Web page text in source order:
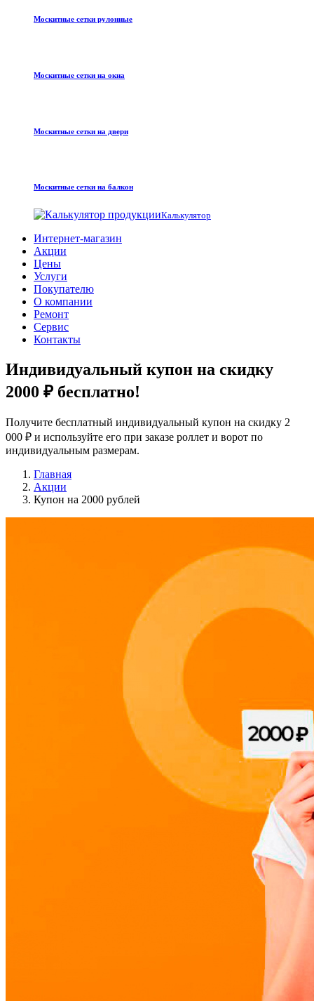
Москитные сетки рулонные
Москитные сетки на окна
Москитные сетки на двери
Москитные сетки на балкон
Калькулятор
Интернет-магазин
Акции
Цены
Услуги
Покупателю
О компании
Ремонт
Сервис
Контакты
Индивидуальный купон на скидку
2000 ₽ бесплатно!
Получите бесплатный индивидуальный купон на скидку 2
000 ₽ и используйте его при заказе роллет и ворот по
индивидуальным размерам.
Главная
Акции
Купон на 2000 рублей